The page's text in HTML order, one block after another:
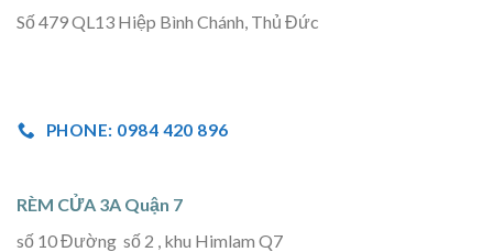
Số 479 QL13 Hiệp Bình Chánh, Thủ Đức
PHONE: 0984 420 896
RÈM CỬA 3A Quận 7
số 10 Đường số 2 , khu Himlam Q7